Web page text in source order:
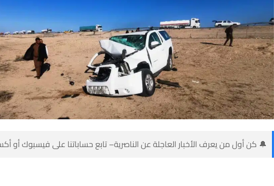
🔔 كن أول من يعرف الأخبار العاجلة عن الناصرية– تابع حساباتنا على فيسبوك أو